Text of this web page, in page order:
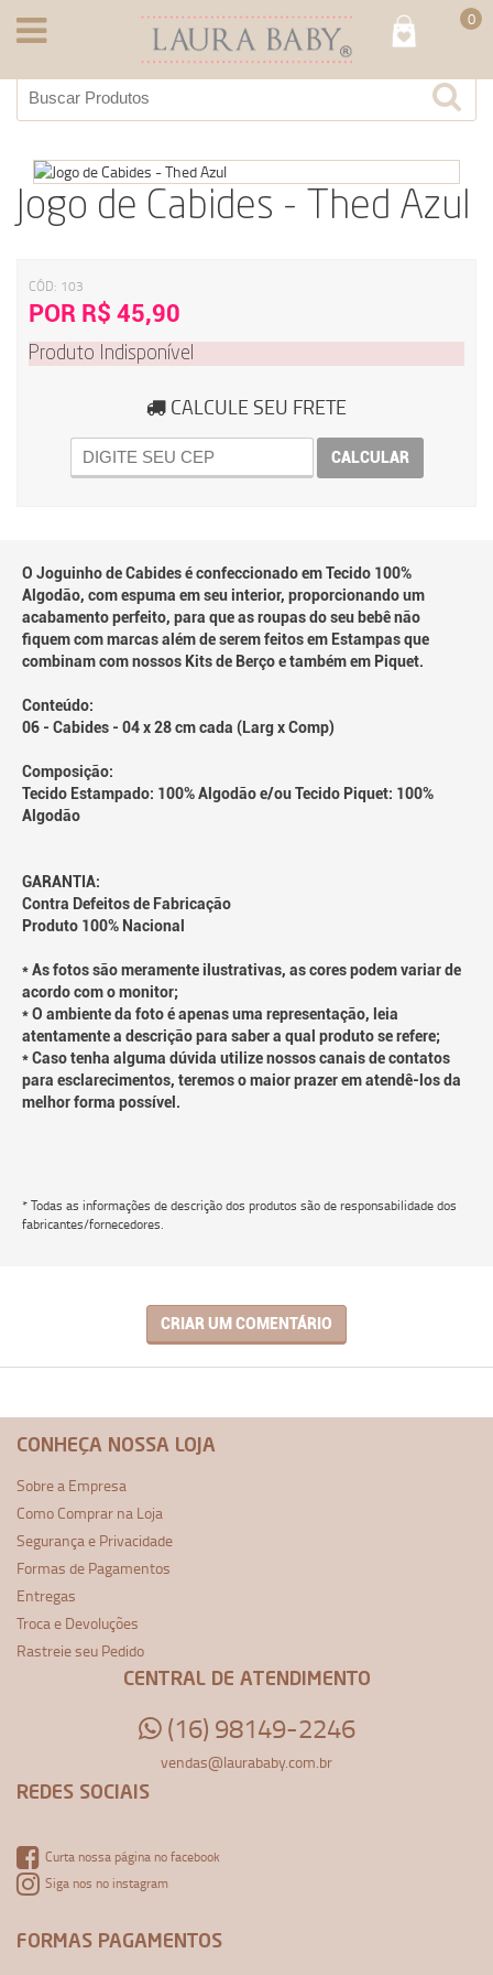
0
Jogo de Cabides - Thed Azul
CÓD: 103
POR R$ 45,90
Produto Indisponível
CALCULE SEU FRETE
CALCULAR
O Joguinho de Cabides é confeccionado em Tecido 100%
Algodão, com espuma em seu interior, proporcionando um
acabamento perfeito, para que as roupas do seu bebê não
fiquem com marcas além de serem feitos em Estampas que
combinam com nossos Kits de Berço e também em Piquet.
Conteúdo:
06 - Cabides - 04 x 28 cm cada (Larg x Comp)
Composição:
Tecido Estampado: 100% Algodão e/ou Tecido Piquet: 100%
Algodão
GARANTIA:
Contra Defeitos de Fabricação
Produto 100% Nacional
* As fotos são meramente ilustrativas, as cores podem variar de
acordo com o monitor;
* O ambiente da foto é apenas uma representação, leia
atentamente a descrição para saber a qual produto se refere;
* Caso tenha alguma dúvida utilize nossos canais de contatos
para esclarecimentos, teremos o maior prazer em atendê-los da
melhor forma possível.
* Todas as informações de descrição dos produtos são de responsabilidade dos
fabricantes/fornecedores.
CRIAR UM COMENTÁRIO
CONHEÇA NOSSA LOJA
Sobre a Empresa
Como Comprar na Loja
Segurança e Privacidade
Formas de Pagamentos
Entregas
Troca e Devoluções
Rastreie seu Pedido
CENTRAL DE ATENDIMENTO
(16) 98149-2246
vendas@laurababy.com.br
REDES SOCIAIS
Curta nossa página no facebook
Siga nos no instagram
FORMAS PAGAMENTOS